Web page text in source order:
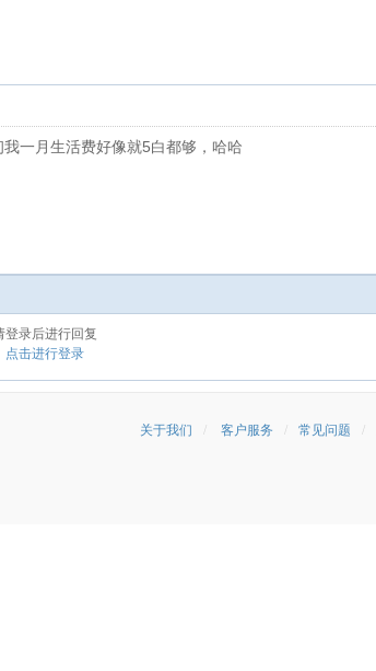
一月生活费好像就5白都够，哈哈
登录后进行回复
点击进行登录
关于我们 客户服务 常见问题